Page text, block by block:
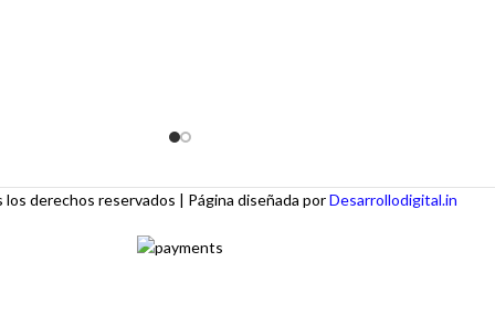
derechos reservados | Página diseñada porDesarrollodigital.in